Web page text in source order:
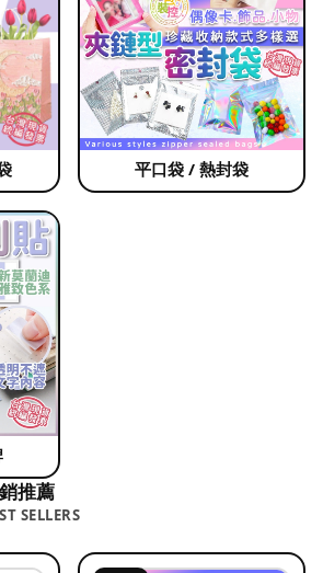
平口袋 / 熱封袋
推薦
SELLERS